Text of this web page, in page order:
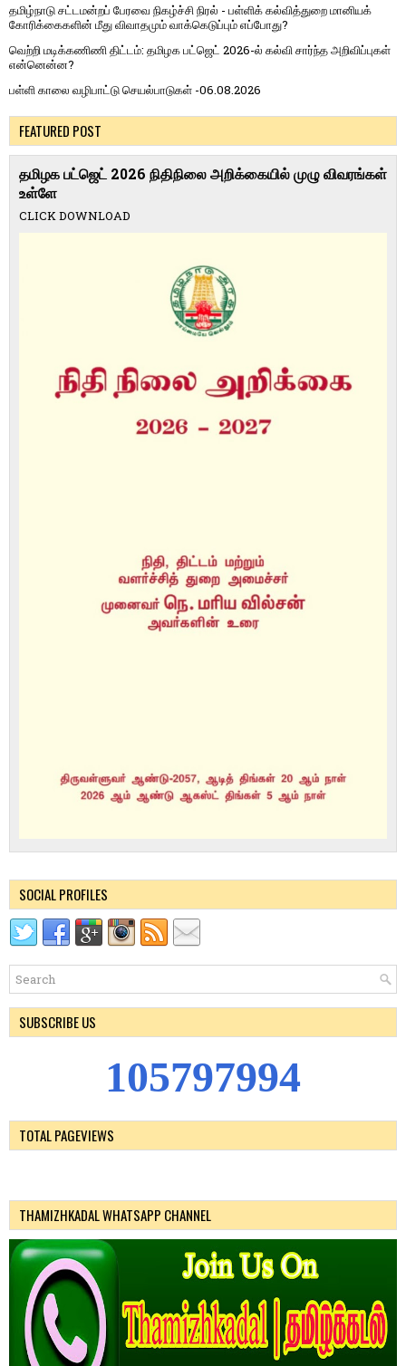
தமிழ்நாடு சட்டமன்றப் பேரவை நிகழ்ச்சி நிரல் - பள்ளிக் கல்வித்துறை மானியக்
கோரிக்கைகளின் மீது விவாதமும் வாக்கெடுப்பும் எப்போது?
வெற்றி மடிக்கணிணி திட்டம்: தமிழக பட்ஜெட் 2026-ல் கல்வி சார்ந்த அறிவிப்புகள்
என்னென்ன?
பள்ளி காலை வழிபாட்டு செயல்பாடுகள் -06.08.2026
FEATURED POST
தமிழக பட்ஜெட் 2026 நிதிநிலை அறிக்கையில் முழு விவரங்கள்
உள்ளே
CLICK DOWNLOAD
SOCIAL PROFILES
SUBSCRIBE US
105797994
TOTAL PAGEVIEWS
THAMIZHKADAL WHATSAPP CHANNEL